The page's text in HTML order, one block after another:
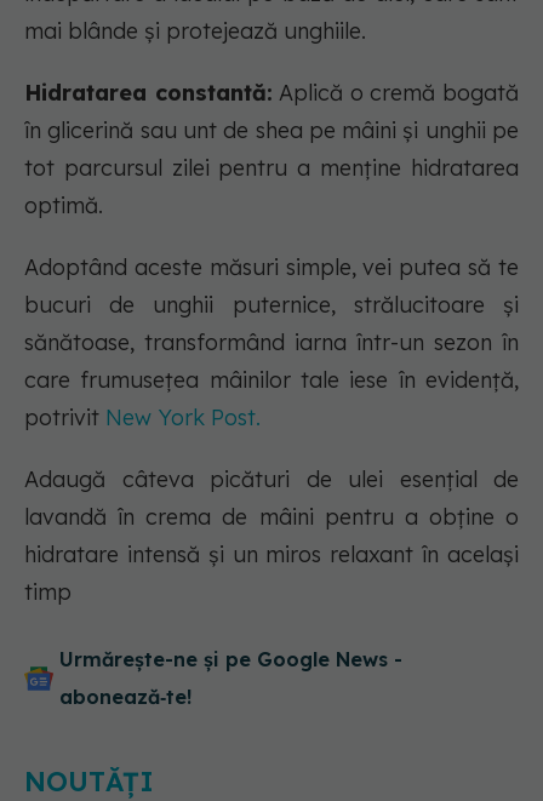
mai blânde și protejează unghiile.
Hidratarea constantă: Aplică o cremă bogată
în glicerină sau unt de shea pe mâini și unghii pe
tot parcursul zilei pentru a menține hidratarea
optimă.
Adoptând aceste măsuri simple, vei putea să te
bucuri de unghii puternice, strălucitoare și
sănătoase, transformând iarna într-un sezon în
care frumusețea mâinilor tale iese în evidență,
potrivit New York Post.
Adaugă câteva picături de ulei esențial de
lavandă în crema de mâini pentru a obține o
hidratare intensă și un miros relaxant în același
timp
Urmărește-ne și pe Google News -
abonează‑te!
NOUTĂȚI